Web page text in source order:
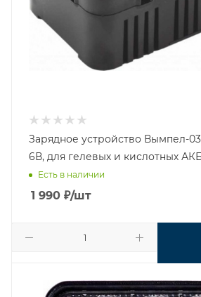
Зарядное устройство Вымпел-03
6В, для гелевых и кислотных
Есть в наличии
1 990 ₽/шт